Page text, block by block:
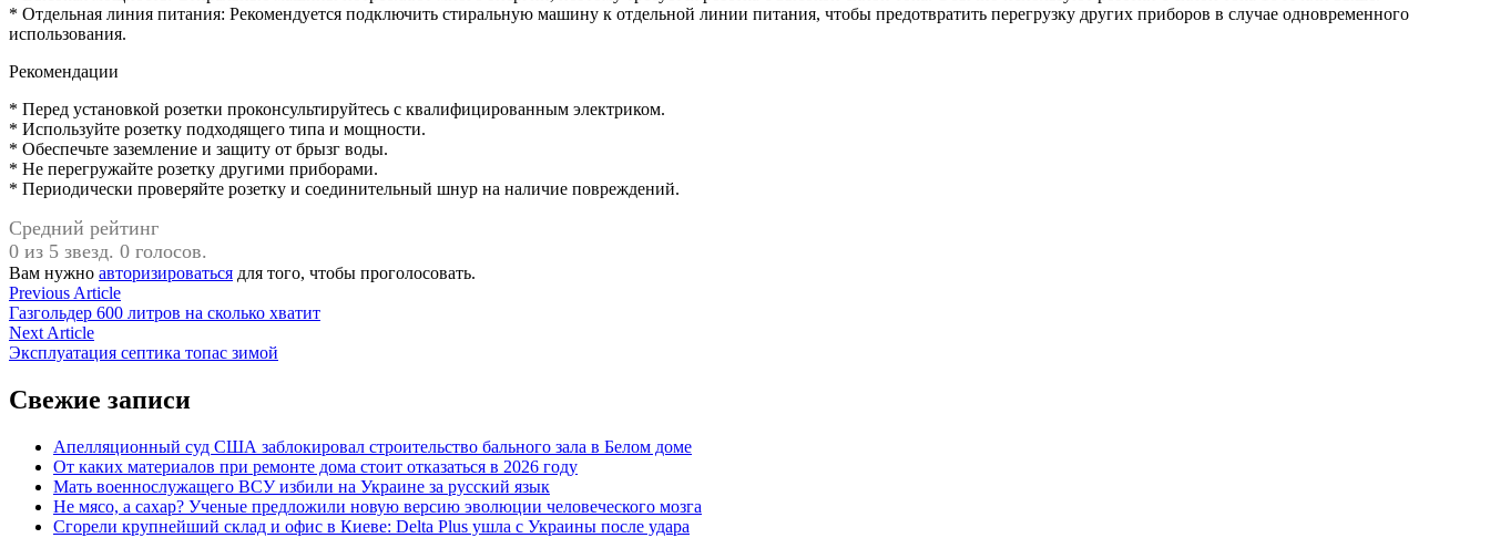
* Отдельная линия питания: Рекомендуется подключить стиральную машину к отдельной линии питания, чтобы предотвратить перегрузку других приборов в случае одновременного
использования.
Рекомендации
* Перед установкой розетки проконсультируйтесь с квалифицированным электриком.
* Используйте розетку подходящего типа и мощности.
* Обеспечьте заземление и защиту от брызг воды.
* Не перегружайте розетку другими приборами.
* Периодически проверяйте розетку и соединительный шнур на наличие повреждений.
Средний рейтинг
0 из 5 звезд. 0 голосов.
Вам нужно авторизироваться для того, чтобы проголосовать.
Навигация
по
записям
Previous ArticlePrevious
article:
Газгольдер 600 литров на сколько хватит
Next ArticleNext
article:
Эксплуатация септика топас зимой
Свежие записи
Апелляционный суд США заблокировал строительство бального зала в Белом доме
От каких материалов при ремонте дома стоит отказаться в 2026 году
Мать военнослужащего ВСУ избили на Украине за русский язык
Не мясо, а сахар? Ученые предложили новую версию эволюции человеческого мозга
Сгорели крупнейший склад и офис в Киеве: Delta Plus ушла с Украины после удара